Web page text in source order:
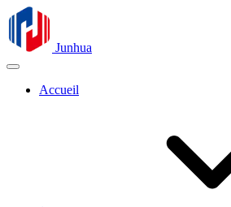
Junhua
Accueil